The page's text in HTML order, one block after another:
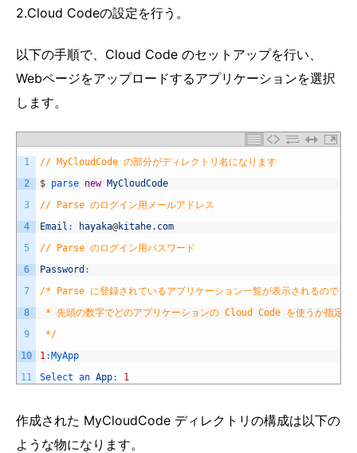
2.Cloud Codeの設定を行う。
以下の手順で、Cloud Code のセットアップを行い、
Webページをアップロードするアプリケーションを選択
します。
1
2
3
4
5
6
7
8
9
10
11
// MyCloudCode の部分がディレクトリ名になります
$ parse new MyCloudCode
// Parse のログイン用メールアドレス
Email : hayaka@kitahe. com
// Parse のログイン用パスワード
Password :
/* Parse に登録されているアプリケーション一覧が表示されるので
* 先頭の数字でどのアプリケーションの Cloud Code を使うか指定す
*/
1 :MyApp
Select an App: 1
作成された MyCloudCode ディレクトリの構成は以下の
ような物になります。